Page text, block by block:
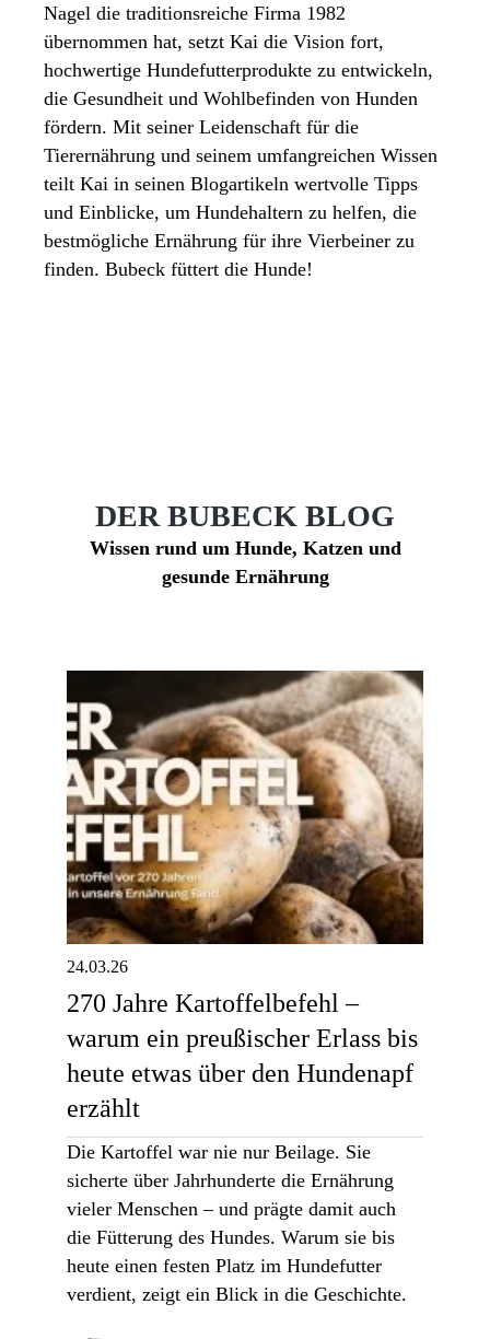
Nagel die traditionsreiche Firma 1982
übernommen hat, setzt Kai die Vision fort,
hochwertige Hundefutterprodukte zu entwickeln,
die Gesundheit und Wohlbefinden von Hunden
fördern. Mit seiner Leidenschaft für die
Tierernährung und seinem umfangreichen Wissen
teilt Kai in seinen Blogartikeln wertvolle Tipps
und Einblicke, um Hundehaltern zu helfen, die
bestmögliche Ernährung für ihre Vierbeiner zu
finden. Bubeck füttert die Hunde!
DER BUBECK BLOG
Wissen rund um Hunde, Katzen und
gesunde Ernährung
24.03.26
270 Jahre Kartoffelbefehl –
warum ein preußischer Erlass bis
heute etwas über den Hundenapf
erzählt
Die Kartoffel war nie nur Beilage. Sie
sicherte über Jahrhunderte die Ernährung
vieler Menschen – und prägte damit auch
die Fütterung des Hundes. Warum sie bis
heute einen festen Platz im Hundefutter
verdient, zeigt ein Blick in die Geschichte.